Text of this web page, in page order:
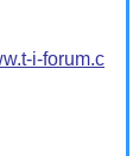
i-forum.c